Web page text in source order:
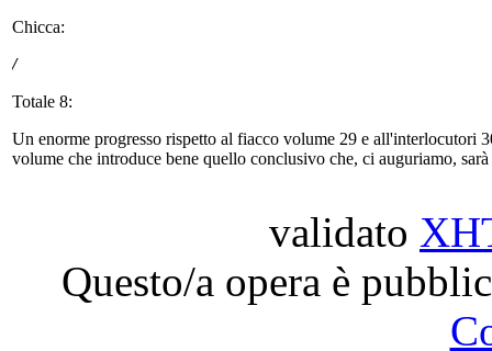
Chicca:
/
Totale 8:
Un enorme progresso rispetto al fiacco volume 29 e
volume che introduce bene quello conclusivo che, ci auguriamo,
validato
Questo/a opera è